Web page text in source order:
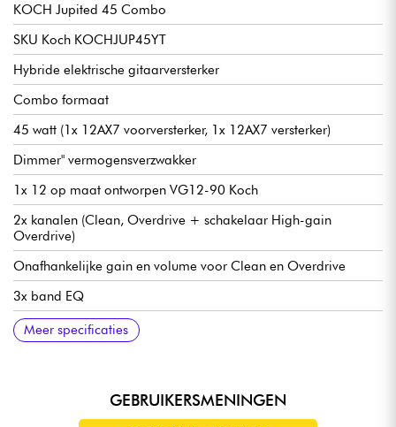
KOCH Jupited 45 Combo
SKU Koch KOCHJUP45YT
Hybride elektrische gitaarversterker
Combo formaat
45 watt (1x 12AX7 voorversterker, 1x 12AX7 versterker)
Dimmer" vermogensverzwakker
1x 12 op maat ontworpen VG12-90 Koch
2x kanalen (Clean, Overdrive + schakelaar High-gain
Overdrive)
Onafhankelijke gain en volume voor Clean en Overdrive
3x band EQ
Contour EQ voor Overdrive
Spring" type reverb met niveauregeling
REC/PA uitgang met simulatie
Gebufferde effectenlus
4, 8, 16 Ohm HP uitgangen
19,1 kg
54 x 46 x 26 cm
2x bedieningspedalen (kanaal, gain boost of reverb aan/uit)
inbegrepen
Meer specificaties
GEBRUIKERSMENINGEN